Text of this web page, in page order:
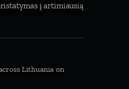
į artimiausią
Lithuania on